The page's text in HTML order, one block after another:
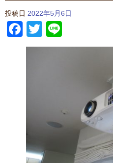
投稿日 2022年5月6日
Facebook
Twitter